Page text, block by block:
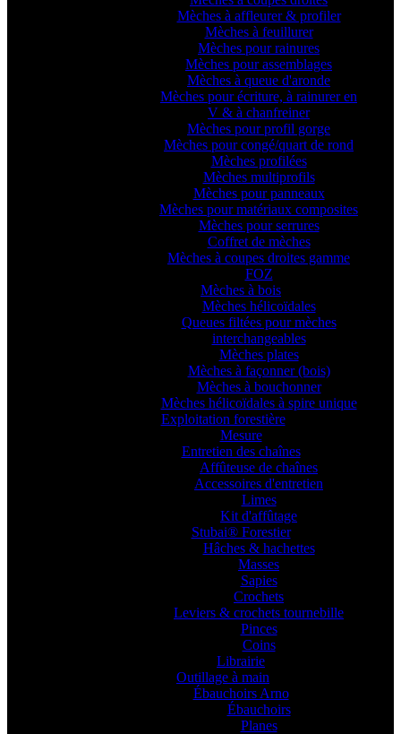
Mèches à affleurer & profiler
Mèches à feuillurer
Mèches pour rainures
Mèches pour assemblages
Mèches à queue d'aronde
Mèches pour écriture, à rainurer en
V & à chanfreiner
Mèches pour profil gorge
Mèches pour congé/quart de rond
Mèches profilées
Mèches multiprofils
Mèches pour panneaux
Mèches pour matériaux composites
Mèches pour serrures
Coffret de mèches
Mèches à coupes droites gamme
FOZ
Mèches à bois
Mèches hélicoïdales
Queues filtées pour mèches
interchangeables
Mèches plates
Mèches à façonner (bois)
Mèches à bouchonner
Mèches hélicoïdales à spire unique
Exploitation forestière
Mesure
Entretien des chaînes
Affûteuse de chaînes
Accessoires d'entretien
Limes
Kit d'affûtage
Stubai® Forestier
Hâches & hachettes
Masses
Sapies
Crochets
Leviers & crochets tournebille
Pinces
Coins
Librairie
Outillage à main
Ébauchoirs Arno
Ébauchoirs
Planes